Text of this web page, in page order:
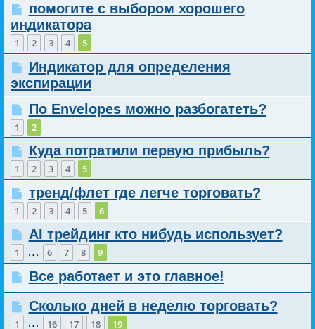
помогите с выбором хорошего
индикатора
1 2 3 4 5
Индикатор для определения
экспирации
По Envelopes можно разбогатеть?
1 2
Куда потратили первую прибыль?
1 2 3 4 5
тренд/флет где легче торговать?
1 2 3 4 5 6
AI трейдинг кто нибудь использует?
1 … 6 7 8 9
Все работает и это главное!
Сколько дней в неделю торговать?
1 … 16 17 18 19